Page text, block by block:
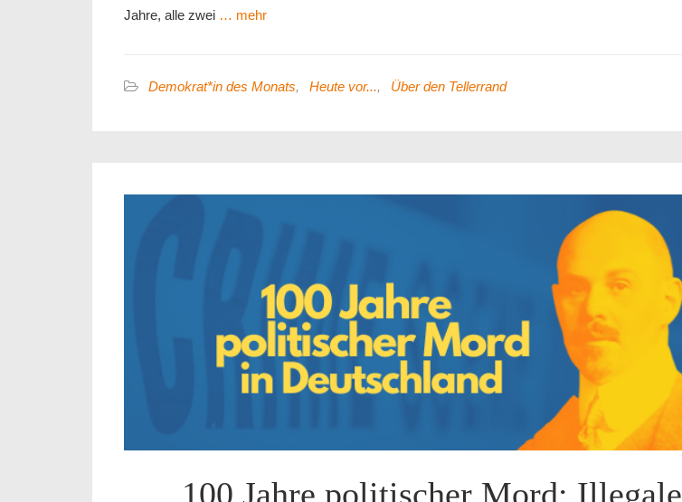
Jahre, alle zwei … mehr
Demokrat*in des Monats, Heute vor..., Über den Tellerrand